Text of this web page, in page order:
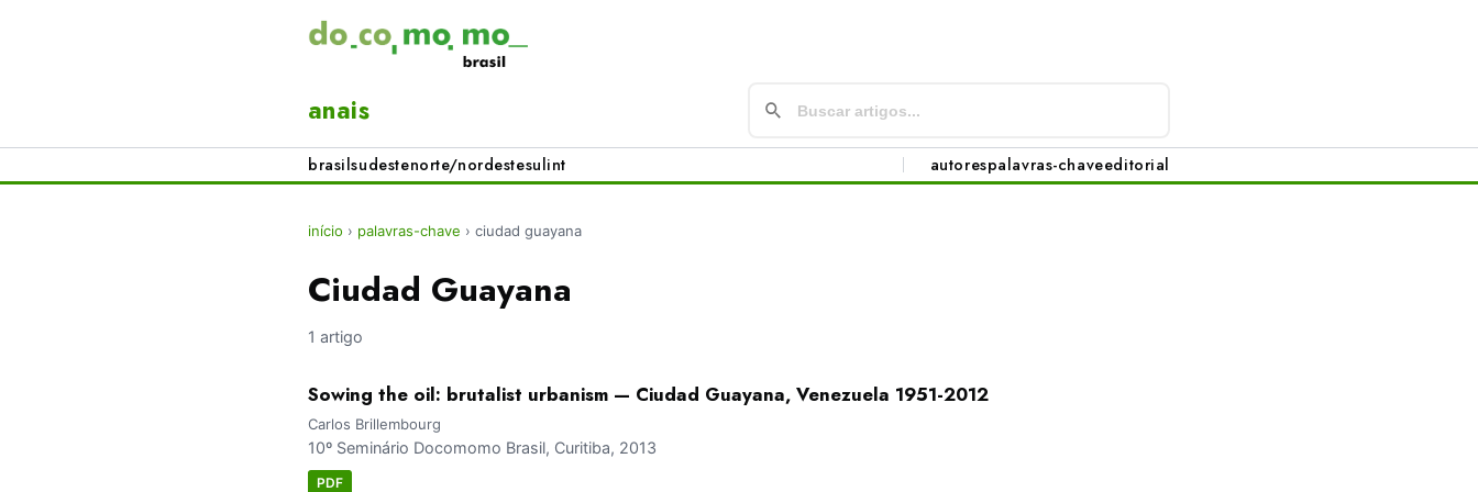
anais
brasilsudestenorte/nordestesulint autorespalavras-chaveeditorial
início › palavras-chave › ciudad guayana
Ciudad Guayana
1 artigo
Sowing the oil: brutalist urbanism — Ciudad Guayana, Venezuela 1951-2012
Carlos Brillembourg
10º Seminário Docomomo Brasil, Curitiba, 2013
PDF